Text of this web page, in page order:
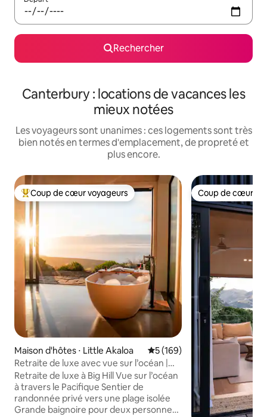
Rechercher
Canterbury : locations de vacances les
mieux notées
Les voyageurs sont unanimes : ces logements sont très
bien notés en termes d'emplacement, de propreté et
plus encore.
Coups de cœur voyageurs les plus appréciés
Coup de cœur voyageurs
Maison d'hôtes ⋅ Little Akaloa Évaluation moyenne sur la
5 (169)
Retraite de luxe avec vue sur l’océan |
Plage privée
Retraite de luxe à Big Hill Vue sur l’océan
à travers le Pacifique Sentier de
randonnée privé vers une plage isolée
Grande baignoire pour deux personnes
Coup de cœur
Coup de cœur